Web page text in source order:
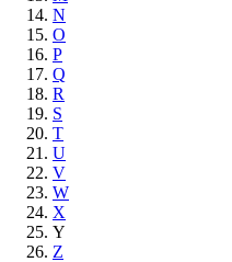
N
O
P
Q
R
S
T
U
V
W
X
Y
Z